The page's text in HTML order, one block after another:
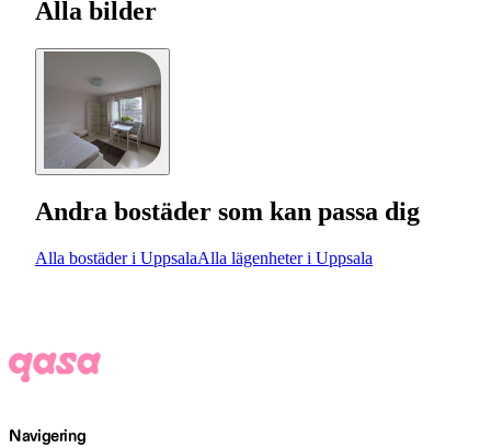
Alla bilder
Andra bostäder som kan passa dig
Alla bostäder i UppsalaAlla lägenheter i Uppsala
Navigering